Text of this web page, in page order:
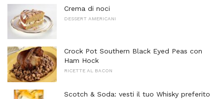
Crema di noci
DESSERT AMERICANI
Crock Pot Southern Black Eyed Peas con
Ham Hock
RICETTE AL BACON
Scotch & Soda: vesti il ​​tuo Whisky preferito